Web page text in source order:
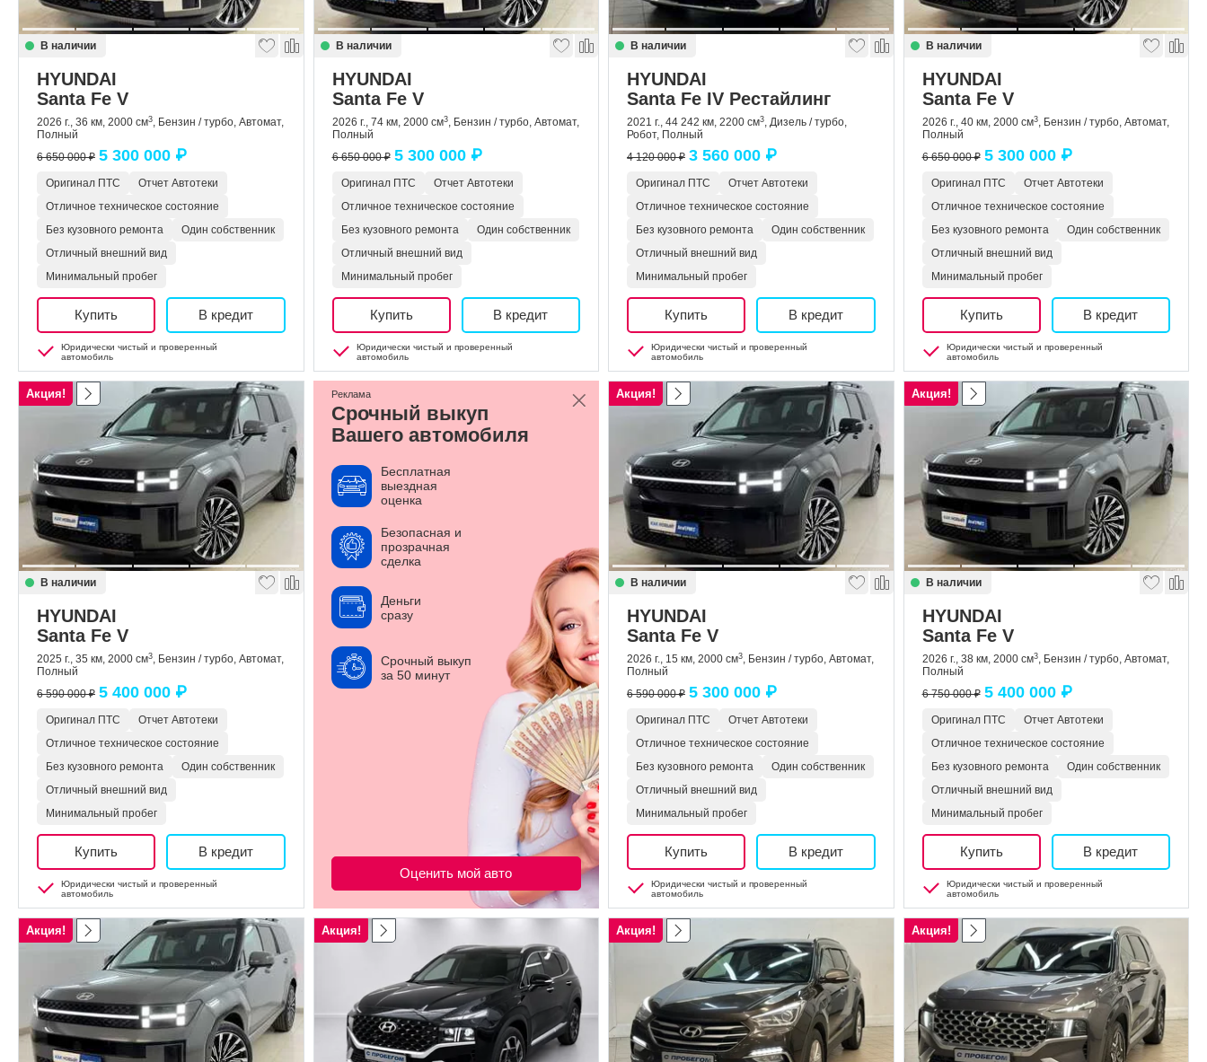
В наличии
HYUNDAI
Santa Fe V
2026 г., 36 км, 2000 см3, Бензин / турбо, Автомат,
Полный
6 650 000 ₽ 5 300 000 ₽
Оригинал ПТС
Отчет Автотеки
Отличное техническое состояние
Без кузовного ремонта
Один собственник
Отличный внешний вид
Минимальный пробег
Купить В кредит
Юридически чистый и проверенный
автомобиль
В наличии
HYUNDAI
Santa Fe V
2026 г., 74 км, 2000 см3, Бензин / турбо, Автомат,
Полный
6 650 000 ₽ 5 300 000 ₽
Оригинал ПТС
Отчет Автотеки
Отличное техническое состояние
Без кузовного ремонта
Один собственник
Отличный внешний вид
Минимальный пробег
Купить В кредит
Юридически чистый и проверенный
автомобиль
В наличии
HYUNDAI
Santa Fe IV Рестайлинг
2021 г., 44 242 км, 2200 см3, Дизель / турбо,
Робот, Полный
4 120 000 ₽ 3 560 000 ₽
Оригинал ПТС
Отчет Автотеки
Отличное техническое состояние
Без кузовного ремонта
Один собственник
Отличный внешний вид
Минимальный пробег
Купить В кредит
Юридически чистый и проверенный
автомобиль
В наличии
HYUNDAI
Santa Fe V
2026 г., 40 км, 2000 см3, Бензин / турбо, Автомат,
Полный
6 650 000 ₽ 5 300 000 ₽
Оригинал ПТС
Отчет Автотеки
Отличное техническое состояние
Без кузовного ремонта
Один собственник
Отличный внешний вид
Минимальный пробег
Купить В кредит
Юридически чистый и проверенный
автомобиль
Акция!
В наличии
HYUNDAI
Santa Fe V
2025 г., 35 км, 2000 см3, Бензин / турбо, Автомат,
Полный
6 590 000 ₽ 5 400 000 ₽
Оригинал ПТС
Отчет Автотеки
Отличное техническое состояние
Без кузовного ремонта
Один собственник
Отличный внешний вид
Минимальный пробег
Купить В кредит
Юридически чистый и проверенный
автомобиль
Срочный выкуп
Вашего автомобиля
Бесплатная
выездная
оценка
Безопасная и
прозрачная
сделка
Деньги
сразу
Срочный выкуп
за 50 минут
Оценить мой авто
Реклама Акция!
В наличии
HYUNDAI
Santa Fe V
2026 г., 15 км, 2000 см3, Бензин / турбо, Автомат,
Полный
6 590 000 ₽ 5 300 000 ₽
Оригинал ПТС
Отчет Автотеки
Отличное техническое состояние
Без кузовного ремонта
Один собственник
Отличный внешний вид
Минимальный пробег
Купить В кредит
Юридически чистый и проверенный
автомобиль
Акция!
В наличии
HYUNDAI
Santa Fe V
2026 г., 38 км, 2000 см3, Бензин / турбо, Автомат,
Полный
6 750 000 ₽ 5 400 000 ₽
Оригинал ПТС
Отчет Автотеки
Отличное техническое состояние
Без кузовного ремонта
Один собственник
Отличный внешний вид
Минимальный пробег
Купить В кредит
Юридически чистый и проверенный
автомобиль
Акция! Акция! Акция! Акция!